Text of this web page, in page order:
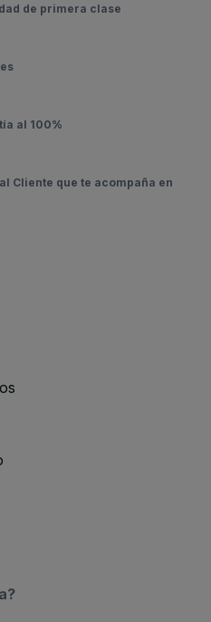
de primera clase
al 100%
Cliente que te acompaña en